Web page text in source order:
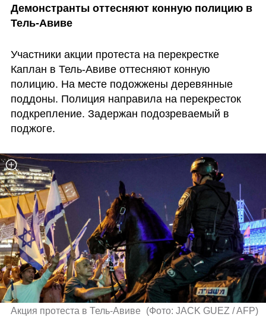
Демонстранты оттесняют конную полицию в
Тель-Авиве
Участники акции протеста на перекрестке
Каплан в Тель-Авиве оттесняют конную
полицию. На месте подожжены деревянные
поддоны. Полиция направила на перекресток
подкрепление. Задержан подозреваемый в
поджоге.
Акция протеста в Тель-Авиве (Фото: JACK GUEZ / AFP)